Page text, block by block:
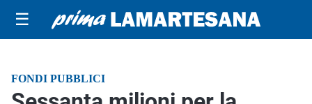
☰
FONDI PUBBLICI